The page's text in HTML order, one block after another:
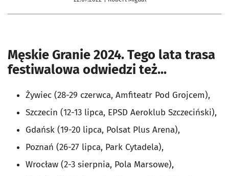
Męskie Granie 2024. Tego lata trasa
festiwalowa odwiedzi też...
Żywiec (28-29 czerwca, Amfiteatr Pod Grojcem),
Szczecin (12-13 lipca, EPSD Aeroklub Szczeciński),
Gdańsk (19-20 lipca, Polsat Plus Arena),
Poznań (26-27 lipca, Park Cytadela),
Wrocław (2-3 sierpnia, Pola Marsowe),